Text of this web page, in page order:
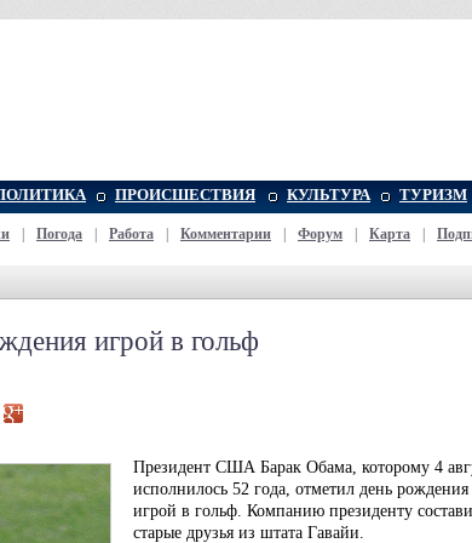
ПРОИСШЕСТВИЯ КУЛЬТУРА ТУРИЗМ
Погода Работа Комментарии Форум Карта
игрой в гольф
Президент США Барак Обама, которому 4
исполнилось 52 года, отметил день рождения
игрой в гольф. Компанию президенту
старые друзья из штата Гавайи.